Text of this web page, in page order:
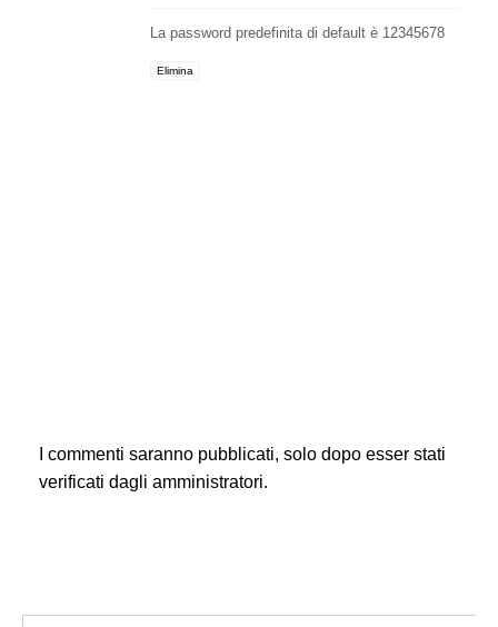
La password predefinita di default è 12345678
Elimina
I commenti saranno pubblicati, solo dopo esser stati
verificati dagli amministratori.